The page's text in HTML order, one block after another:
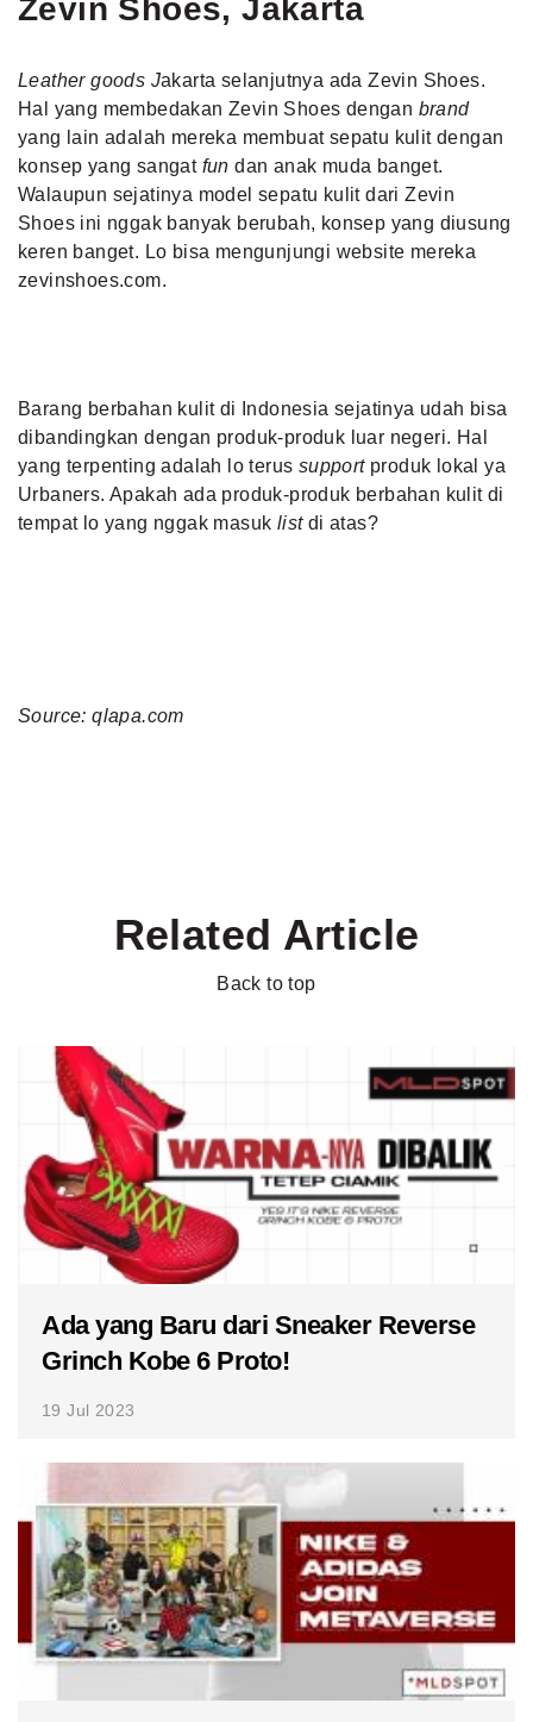
Zevin Shoes, Jakarta
Leather goods Jakarta selanjutnya ada Zevin Shoes.
Hal yang membedakan Zevin Shoes dengan brand
yang lain adalah mereka membuat sepatu kulit dengan
konsep yang sangat fundan anak muda banget.
Walaupun sejatinya model sepatu kulit dari Zevin
Shoes ini nggak banyak berubah, konsep yang diusung
keren banget. Lo bisa mengunjungi website mereka
zevinshoes.com.
Barang berbahan kulit di Indonesia sejatinya udah bisa
dibandingkan dengan produk-produk luar negeri. Hal
yang terpenting adalah lo terus supportproduk lokal ya
Urbaners. Apakah ada produk-produk berbahan kulit di
tempat lo yang nggak masuk list di atas?
Source: qlapa.com
Related Article
Back to top
Ada yang Baru dari Sneaker Reverse
Grinch Kobe 6 Proto!
19 Jul 2023